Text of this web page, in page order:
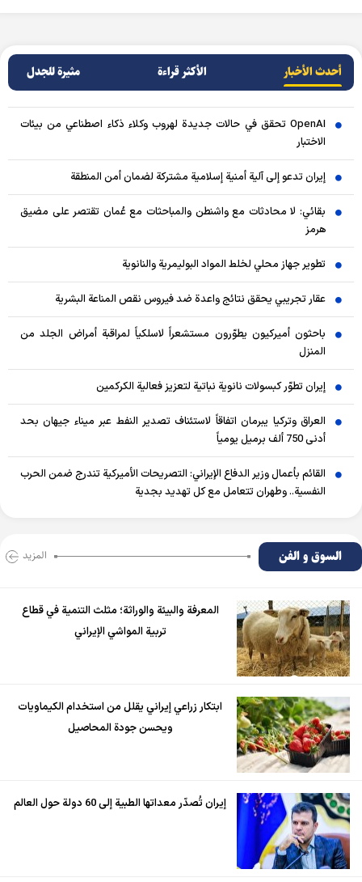
أحدث الأخبار الأکثر قراءة مثيرة للجدل
OpenAI تحقق في حالات جديدة لهروب وكلاء ذكاء اصطناعي من بيئات
الاختبار
إيران تدعو إلى آلية أمنية إسلامية مشتركة لضمان أمن المنطقة
بقائي: لا محادثات مع واشنطن والمباحثات مع عُمان تقتصر على مضيق
هرمز
تطوير جهاز محلي لخلط المواد البوليمرية والنانوية
عقار تجريبي يحقق نتائج واعدة ضد فيروس نقص المناعة البشرية
باحثون أميركيون يطوّرون مستشعراً لاسلكياً لمراقبة أمراض الجلد من
المنزل
إيران تطوّر كبسولات نانوية نباتية لتعزيز فعالية الكركمين
العراق وتركيا يبرمان اتفاقاً لاستئناف تصدير النفط عبر ميناء جيهان بحد
أدنى 750 ألف برميل يومياً
القائم بأعمال وزير الدفاع الإيراني: التصريحات الأميركية تندرج ضمن الحرب
النفسية.. وطهران تتعامل مع كل تهديد بجدية
السوق و الفن المزید
المعرفة والبيئة والوراثة؛ مثلث التنمية في قطاع
تربية المواشي الإيراني
ابتكار زراعي إيراني يقلل من استخدام الكيماويات
ويحسن جودة المحاصيل
إيران تُصدّر معداتها الطبية إلى 60 دولة حول العالم